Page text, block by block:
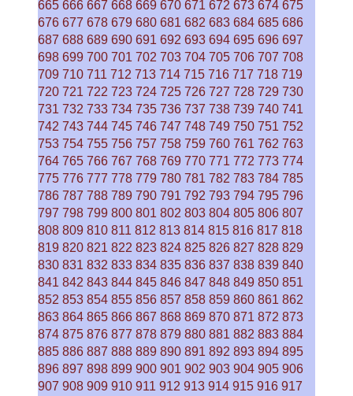
665 666 667 668 669 670 671 672 673 674 675
676 677 678 679 680 681 682 683 684 685 686
687 688 689 690 691 692 693 694 695 696 697
698 699 700 701 702 703 704 705 706 707 708
709 710 711 712 713 714 715 716 717 718 719
720 721 722 723 724 725 726 727 728 729 730
731 732 733 734 735 736 737 738 739 740 741
742 743 744 745 746 747 748 749 750 751 752
753 754 755 756 757 758 759 760 761 762 763
764 765 766 767 768 769 770 771 772 773 774
775 776 777 778 779 780 781 782 783 784 785
786 787 788 789 790 791 792 793 794 795 796
797 798 799 800 801 802 803 804 805 806 807
808 809 810 811 812 813 814 815 816 817 818
819 820 821 822 823 824 825 826 827 828 829
830 831 832 833 834 835 836 837 838 839 840
841 842 843 844 845 846 847 848 849 850 851
852 853 854 855 856 857 858 859 860 861 862
863 864 865 866 867 868 869 870 871 872 873
874 875 876 877 878 879 880 881 882 883 884
885 886 887 888 889 890 891 892 893 894 895
896 897 898 899 900 901 902 903 904 905 906
907 908 909 910 911 912 913 914 915 916 917